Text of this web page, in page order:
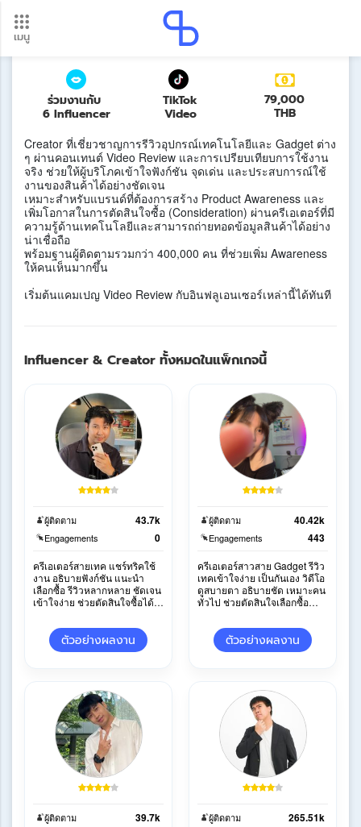
เมนู
อัปเดตใหม่ ต้องดู! รอบโอนเงินปี 2569 เช็กวันเงินเข้าได้ที่นี่
Tech & Gadget
ร่วมงานกับ
6 Influencer
TikTok
Video
79,000
THB
Creator ที่เชี่ยวชาญการรีวิวอุปกรณ์เทคโนโลยีและ Gadget ต่าง
ๆ ผ่านคอนเทนต์ Video Review และการเปรียบเทียบการใช้งาน
จริง ช่วยให้ผู้บริโภคเข้าใจฟังก์ชัน จุดเด่น และประสบการณ์ใช้
งานของสินค้าได้อย่างชัดเจน
เหมาะสำหรับแบรนด์ที่ต้องการสร้าง Product Awareness และ
เพิ่มโอกาสในการตัดสินใจซื้อ (Consideration) ผ่านครีเอเตอร์ที่มี
ความรู้ด้านเทคโนโลยีและสามารถถ่ายทอดข้อมูลสินค้าได้อย่าง
น่าเชื่อถือ
พร้อมฐานผู้ติดตามรวมกว่า 400,000 คน ที่ช่วยเพิ่ม Awareness
ให้คนเห็นมากขึ้น
เริ่มต้นแคมเปญ Video Review กับอินฟลูเอนเซอร์เหล่านี้ได้ทันที
Influencer & Creator ทั้งหมดในแพ็กเกจนี้
ผู้ติดตาม 43.7k
Engagements 0
ครีเอเตอร์สายเทค แชร์ทริคใช้
งาน อธิบายฟังก์ชัน แนะนำ
เลือกซื้อ รีวิวหลากหลาย ชัดเจน
เข้าใจง่าย ช่วยตัดสินใจซื้อได้
ตัวอย่างผลงาน
ผู้ติดตาม 40.42k
Engagements 443
ครีเอเตอร์สาวสาย Gadget รีวิว
เทคเข้าใจง่าย เป็นกันเอง วิดีโอ
ดูสบายตา อธิบายชัด เหมาะคน
ทั่วไป ช่วยตัดสินใจเลือกซื้อ
ตัวอย่างผลงาน
ผู้ติดตาม 39.7k ผู้ติดตาม 265.51k